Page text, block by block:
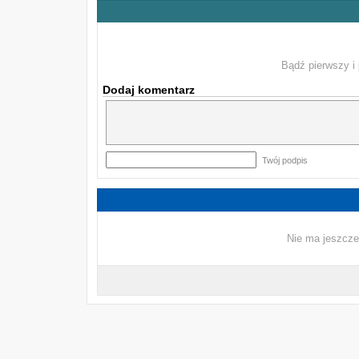
Bądź pierwszy i
Dodaj komentarz
Twój podpis
Nie ma